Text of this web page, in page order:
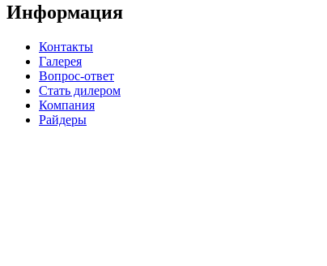
Информация
Контакты
Галерея
Вопрос-ответ
Стать дилером
Компания
Райдеры